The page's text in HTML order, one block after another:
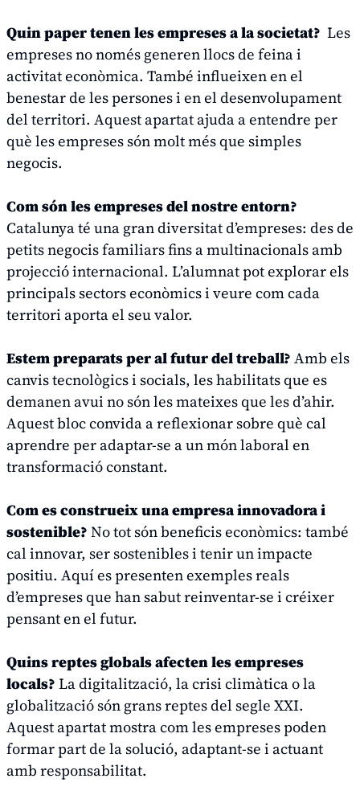
Quin paper tenen les empreses a la societat? Les
empreses no només generen llocs de feina i
activitat econòmica. També influeixen en el
benestar de les persones i en el desenvolupament
del territori. Aquest apartat ajuda a entendre per
què les empreses són molt més que simples
negocis.
Com són les empreses del nostre entorn?
Catalunya té una gran diversitat d’empreses: des de
petits negocis familiars fins a multinacionals amb
projecció internacional. L’alumnat pot explorar els
principals sectors econòmics i veure com cada
territori aporta el seu valor.
Estem preparats per al futur del treball? Amb els
canvis tecnològics i socials, les habilitats que es
demanen avui no són les mateixes que les d’ahir.
Aquest bloc convida a reflexionar sobre què cal
aprendre per adaptar-se a un món laboral en
transformació constant.
Com es construeix una empresa innovadora i
sostenible? No tot són beneficis econòmics: també
cal innovar, ser sostenibles i tenir un impacte
positiu. Aquí es presenten exemples reals
d’empreses que han sabut reinventar-se i créixer
pensant en el futur.
Quins reptes globals afecten les empreses
locals? La digitalització, la crisi climàtica o la
globalització són grans reptes del segle XXI.
Aquest apartat mostra com les empreses poden
formar part de la solució, adaptant-se i actuant
amb responsabilitat.